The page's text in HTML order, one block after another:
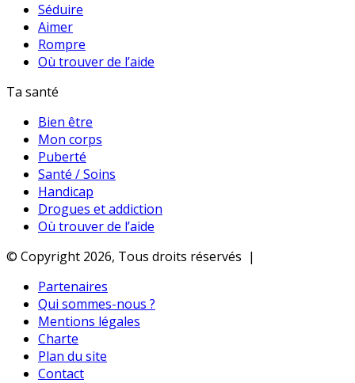
Séduire
Aimer
Rompre
Où trouver de l’aide
Ta santé
Bien être
Mon corps
Puberté
Santé / Soins
Handicap
Drogues et addiction
Où trouver de l’aide
© Copyright 2026, Tous droits réservés |
Partenaires
Qui sommes-nous ?
Mentions légales
Charte
Plan du site
Contact